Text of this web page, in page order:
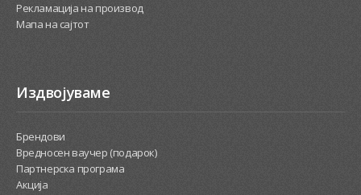
Рекламација на производ
Мапа на сајтот
Издвојуваме
Брендови
Вредносен ваучер (подарок)
Партнерска програма
Акција